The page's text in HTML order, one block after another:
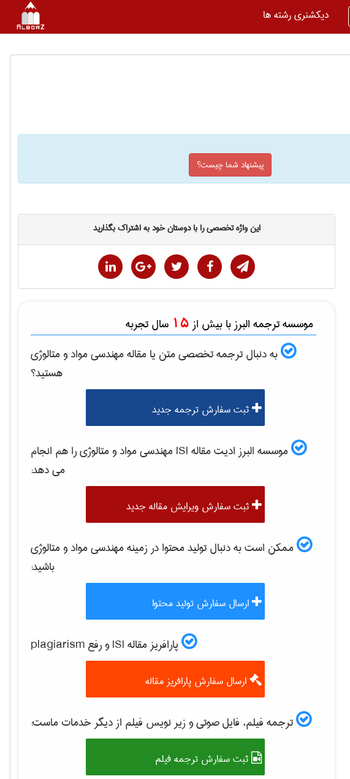
دیکشنری رشته ها
پیشنهاد شما چیست؟
این واژه تخصصی را با دوستان خود به اشتراک بگذارید
موسسه ترجمه البرز با بیش از 15 سال تجربه
به دنبال ترجمه تخصصی متن یا مقالهمهندسی مواد و متالوژی
هستید؟
ثبت سفارش ترجمه جدید
موسسه البرز ادیت مقاله ISI مهندسی مواد و متالوژیرا هم انجام
می دهد:
ثبت سفارش ویرایش مقاله جدید
ممکن است به دنبال تولید محتوا در زمینهمهندسی مواد و متالوژی
باشید:
ارسال سفارش تولید محتوا
پارافریز مقاله ISI و رفع plagiarism
ارسال سفارش پارافریز مقاله
ترجمه فیلم، فایل صوتی و زیر نویس فیلم از دیگر خدمات ماست:
ثبت سفارش ترجمه فیلم